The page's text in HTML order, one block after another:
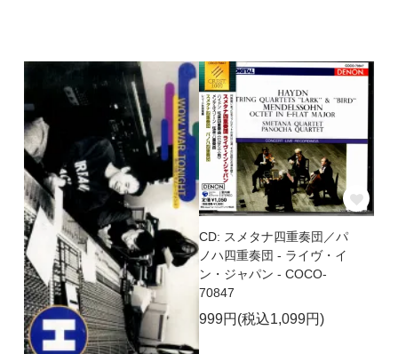
CD: スメタナ四重奏団／パ
ノハ四重奏団 - ライヴ・イ
ン・ジャパン - COCO-
70847
999円(税込1,099円)